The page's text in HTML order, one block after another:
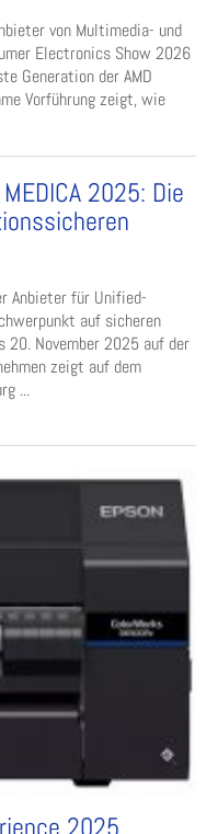
von Multimedia- und
Electronics Show 2026
Generation der AMD
Vorführung zeigt, wie
2025: Die
Anbieter für Unified-
auf sicheren
20. November 2025 auf der
zeigt auf dem
...
2025